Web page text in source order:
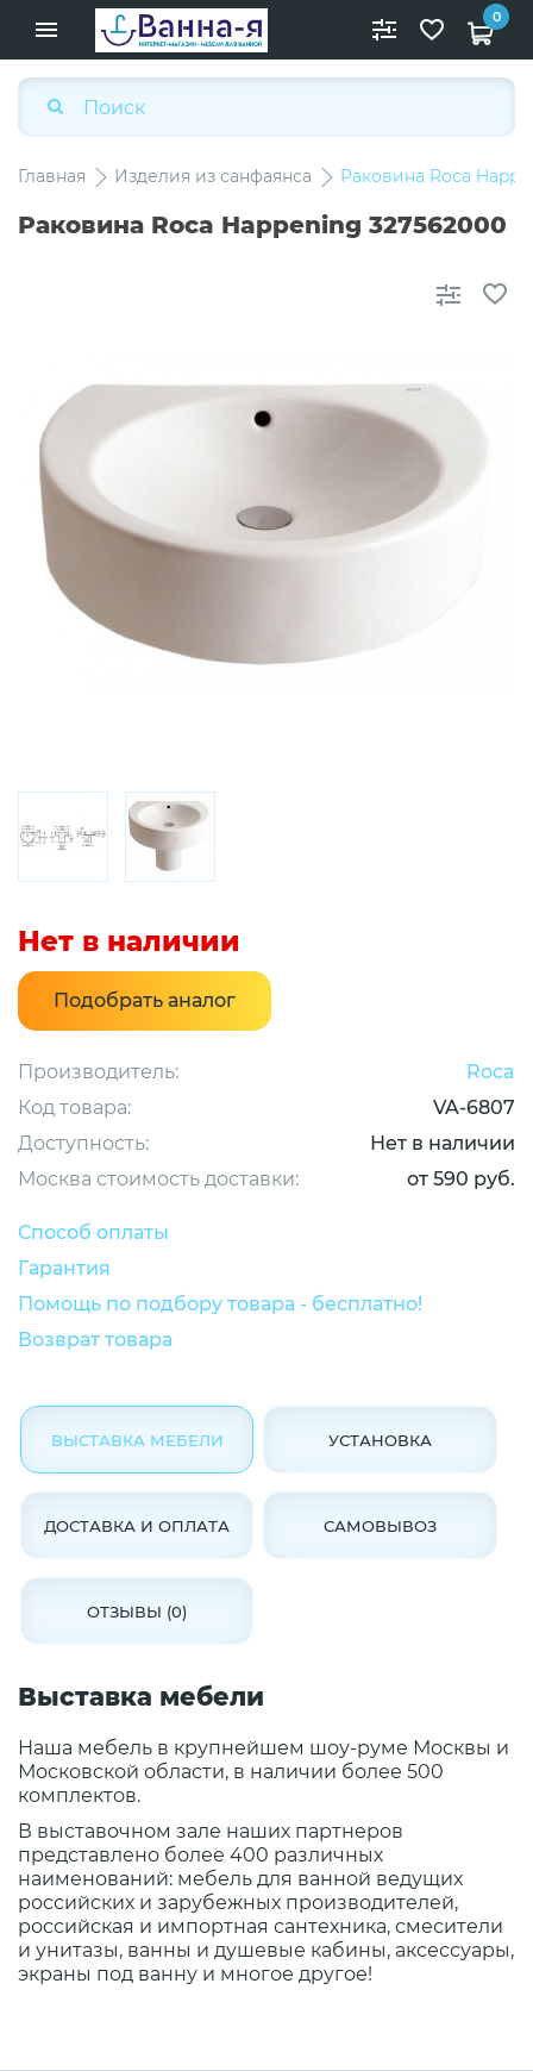
0
Главная Изделия из санфаянса Раковина Roca
Раковина Roca Happening 327562000
Нет в наличии
Подобрать аналог
Производитель:
Roca
Код товара:
VA-6807
Доступность:
Нет в наличии
Москва стоимость доставки:
от 590 руб.
Способ оплаты
Гарантия
Помощь по подбору товара - бесплатно!
Возврат товара
ВЫСТАВКА МЕБЕЛИ УСТАНОВКА
ДОСТАВКА И ОПЛАТА САМОВЫВОЗ
ОТЗЫВЫ (0)
Выставка мебели
Наша мебель в крупнейшем шоу-руме Москвы и
Московской области, в наличии более 500
комплектов.
В выставочном зале наших партнеров
представлено более 400 различных
наименований: мебель для ванной ведущих
российских и зарубежных производителей,
российская и импортная сантехника, смесители
и унитазы, ванны и душевые кабины, аксессуары,
экраны под ванну и многое другое!